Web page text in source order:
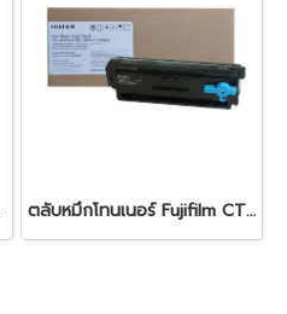
ตลับหมึกโทนเนอร์ Fujifilm CT203550 Black